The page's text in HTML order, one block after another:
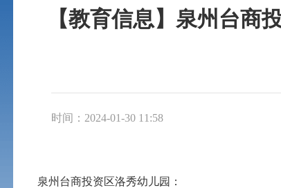
【教育信息】泉州台商
时间：2024-01-30 11:58
泉州台商投资区洛秀幼儿园：